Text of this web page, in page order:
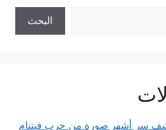
البحث
سر أشهر صورة من حرب فيتنام